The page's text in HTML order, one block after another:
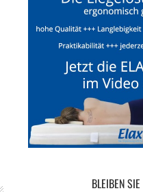
BLEIBEN